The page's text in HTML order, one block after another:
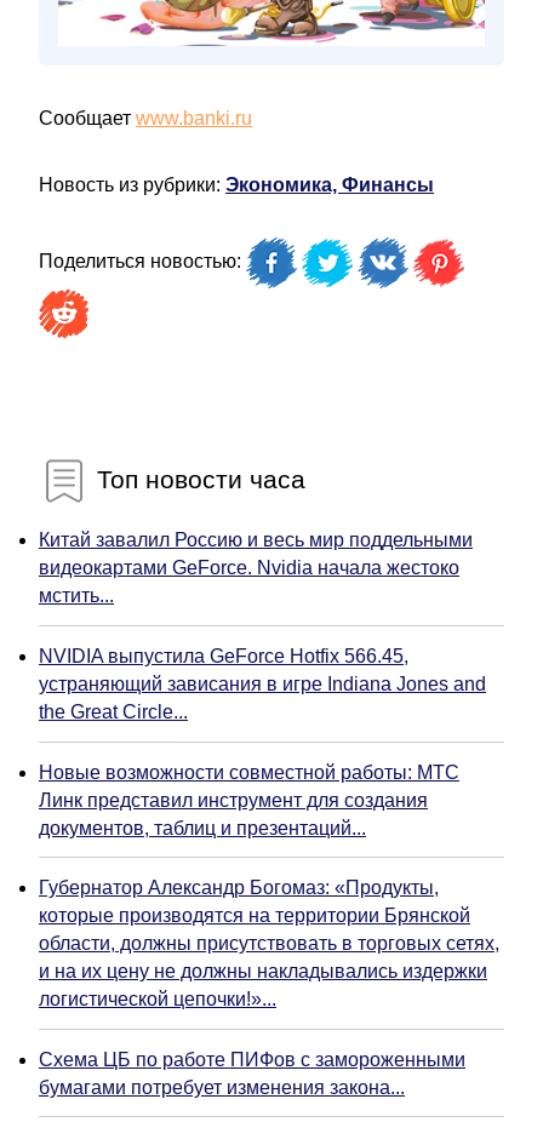
Сообщает www.banki.ru
Новость из рубрики: Экономика, Финансы
Поделиться новостью:
Топ новости часа
Китай завалил Россию и весь мир поддельными
видеокартами GeForce. Nvidia начала жестоко
мстить...
NVIDIA выпустила GeForce Hotfix 566.45,
устраняющий зависания в игре Indiana Jones and
the Great Circle...
Новые возможности совместной работы: МТС
Линк представил инструмент для создания
документов, таблиц и презентаций...
Губернатор Александр Богомаз: «Продукты,
которые производятся на территории Брянской
области, должны присутствовать в торговых сетях,
и на их цену не должны накладывались издержки
логистической цепочки!»...
Схема ЦБ по работе ПИФов с замороженными
бумагами потребует изменения закона...